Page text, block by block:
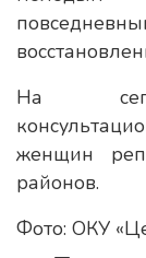
На
женщин
районов.
Фото: ОКУ